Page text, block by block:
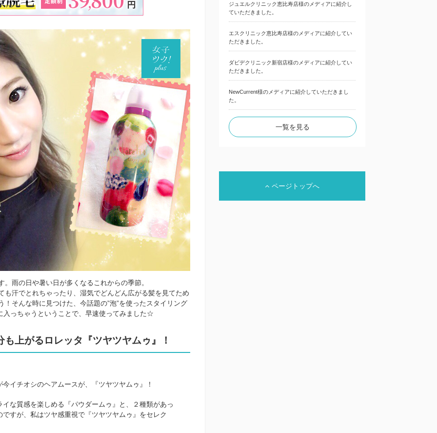
雨の日や暑い日が多くなるこれからの季節。
も汗でとれちゃったり、湿気でどんどん広がる髪を見てため
そんな時に見つけた、今話題の”泡”を使ったスタイリング
入っちゃうということで、早速使ってみました☆
上がるロレッタ『ツヤツヤムゥ』！
今イチオシのヘアムースが、『ツヤツヤムゥ』！
イな質感を楽しめる『パウダームゥ』と、２種類があっ
ですが、私はツヤ感重視で『ツヤツヤムゥ』をセレク
ジュエルクリニック恵比寿店様のメディアに紹介し
ていただきました。
エスクリニック恵比寿店様のメディアに紹介してい
ただきました。
ダビデクリニック新宿店様のメディアに紹介してい
ただきました。
NewCurrent様のメディアに紹介していただきまし
た。
一覧を見る
ページトップへ